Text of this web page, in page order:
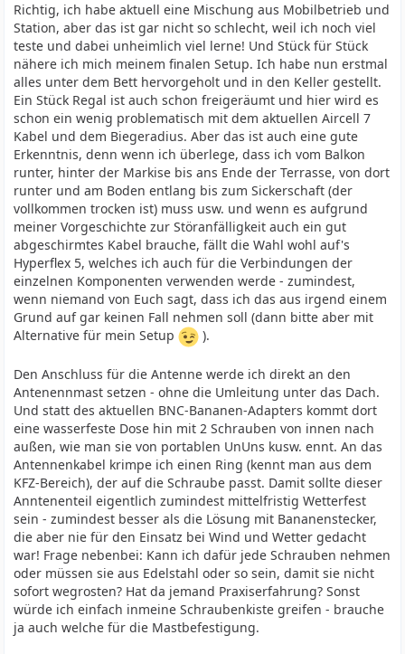
Richtig, ich habe aktuell eine Mischung aus Mobilbetrieb und
Station, aber das ist gar nicht so schlecht, weil ich noch viel
teste und dabei unheimlich viel lerne! Und Stück für Stück
nähere ich mich meinem finalen Setup. Ich habe nun erstmal
alles unter dem Bett hervorgeholt und in den Keller gestellt.
Ein Stück Regal ist auch schon freigeräumt und hier wird es
schon ein wenig problematisch mit dem aktuellen Aircell 7
Kabel und dem Biegeradius. Aber das ist auch eine gute
Erkenntnis, denn wenn ich überlege, dass ich vom Balkon
runter, hinter der Markise bis ans Ende der Terrasse, von dort
runter und am Boden entlang bis zum Sickerschaft (der
vollkommen trocken ist) muss usw. und wenn es aufgrund
meiner Vorgeschichte zur Störanfälligkeit auch ein gut
abgeschirmtes Kabel brauche, fällt die Wahl wohl auf's
Hyperflex 5, welches ich auch für die Verbindungen der
einzelnen Komponenten verwenden werde - zumindest,
wenn niemand von Euch sagt, dass ich das aus irgend einem
Grund auf gar keinen Fall nehmen soll (dann bitte aber mit
Alternative für mein Setup
).
Den Anschluss für die Antenne werde ich direkt an den
Antenennmast setzen - ohne die Umleitung unter das Dach.
Und statt des aktuellen BNC-Bananen-Adapters kommt dort
eine wasserfeste Dose hin mit 2 Schrauben von innen nach
außen, wie man sie von portablen UnUns kusw. ennt. An das
Antennenkabel krimpe ich einen Ring (kennt man aus dem
KFZ-Bereich), der auf die Schraube passt. Damit sollte dieser
Anntenenteil eigentlich zumindest mittelfristig Wetterfest
sein - zumindest besser als die Lösung mit Bananenstecker,
die aber nie für den Einsatz bei Wind und Wetter gedacht
war! Frage nebenbei: Kann ich dafür jede Schrauben nehmen
oder müssen sie aus Edelstahl oder so sein, damit sie nicht
sofort wegrosten? Hat da jemand Praxiserfahrung? Sonst
würde ich einfach inmeine Schraubenkiste greifen - brauche
ja auch welche für die Mastbefestigung.